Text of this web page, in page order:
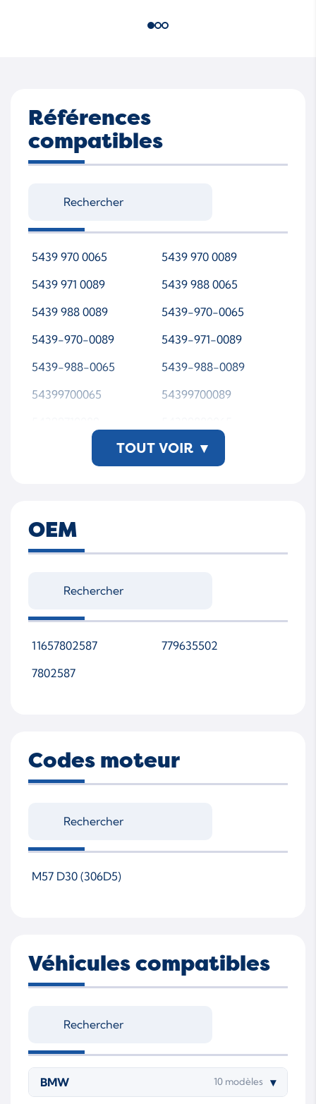
Références
compatibles
5439 970 0065
5439 970 0089
5439 971 0089
5439 988 0065
5439 988 0089
5439-970-0065
5439-970-0089
5439-971-0089
5439-988-0065
5439-988-0089
54399700065
54399700089
5439 988 0089-WSMT
AP00
TOUT VOIR ▾
OEM
11657802587
779635502
7802587
Codes moteur
M57 D30 (306D5)
Véhicules compatibles
BMW 10 modèles ▾